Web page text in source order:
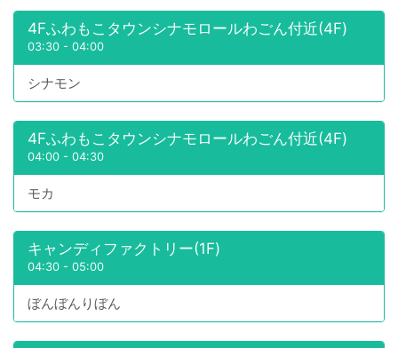
4Fふわもこタウンシナモロールわごん付近(4F)
03:30 - 04:00
シナモン
4Fふわもこタウンシナモロールわごん付近(4F)
04:00 - 04:30
モカ
キャンディファクトリー(1F)
04:30 - 05:00
ぼんぼんりぼん